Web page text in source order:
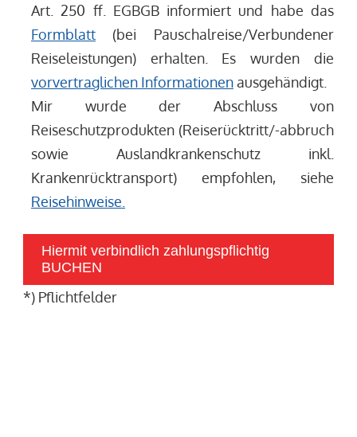
Art. 250 ff. EGBGB informiert und habe das
Formblatt(bei Pauschalreise/Verbundener
Reiseleistungen) erhalten. Es wurden die
vorvertraglichen Informationenausgehändigt.
Mir wurde der Abschluss von
Reiseschutzprodukten (Reiserücktritt/-abbruch
sowie Auslandkrankenschutz inkl.
Krankenrücktransport) empfohlen, siehe
Reisehinweise.
Hiermit verbindlich zahlungspflichtig
BUCHEN
*) Pflichtfelder